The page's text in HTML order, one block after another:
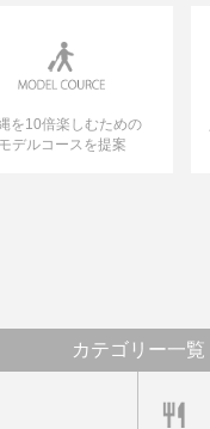
を10倍楽しむための
モデルコースを提案
カテゴリー一覧